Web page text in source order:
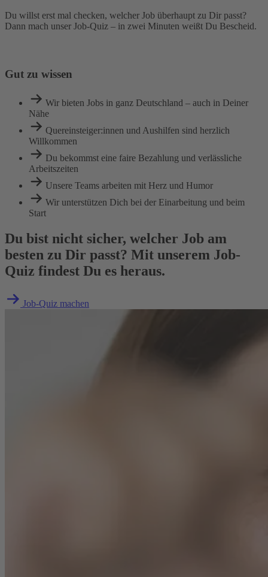
Du willst erst mal checken, welcher Job überhaupt zu Dir passt?
Dann mach unser Job-Quiz – in zwei Minuten weißt Du Bescheid.
Gut zu wissen
Wir bieten Jobs in ganz Deutschland – auch in Deiner
Nähe
Quereinsteiger:innen und Aushilfen sind herzlich
Willkommen
Du bekommst eine faire Bezahlung und verlässliche
Arbeitszeiten
Unsere Teams arbeiten mit Herz und Humor
Wir unterstützen Dich bei der Einarbeitung und beim
Start
Du bist nicht sicher, welcher Job am
besten zu Dir passt? Mit unserem Job-
Quiz findest Du es heraus.
Job-Quiz machen